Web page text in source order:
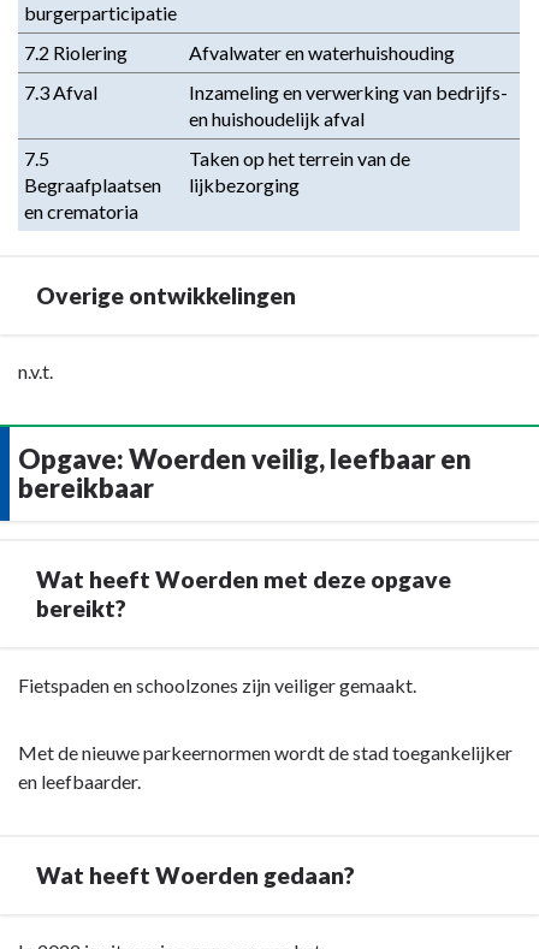
burgerparticipatie
7.2 Riolering
Afvalwater en waterhuishouding
7.3 Afval
Inzameling en verwerking van bedrijfs-
en huishoudelijk afval
7.5
Begraafplaatsen
en crematoria
Taken op het terrein van de
lijkbezorging
Overige ontwikkelingen
Terug
navigatie
Programma
beheer
openbare
vervoer
Overige
ontwikkelingen
n.v.t.
Opgave: Woerden veilig, leefbaar en
bereikbaar
Wat heeft Woerden met deze opgave
bereikt?
Terug
leefbaar
bereikbaar
Fietspaden en schoolzones zijn veiliger gemaakt.
Met de nieuwe parkeernormen wordt de stad toegankelijker
en leefbaarder.
Wat heeft Woerden gedaan?